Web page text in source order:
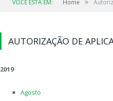
VOCÊ ESTÁ EM: Home
AUTORIZAÇÃO DE
2019
Agosto